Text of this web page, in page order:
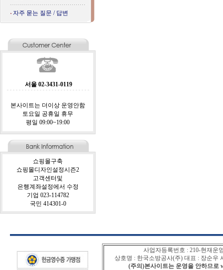
자주 묻는 질문 / 답변
서울 02-3431-0119
본사이트는 더이상 운영안함
토요일 공휴일 휴무
평일 09:00~19:00
쇼핑몰구축
쇼핑몰디자인설정시즌2
고객센터및
은행계좌설정에서 수정
기업 023-114782
국민 414301-0
사업자등록번호 : 210-현재운
상호명 : 한국소방공사(주) 대표 : 장순우
(주의)본사이트는 운영을 안하므로